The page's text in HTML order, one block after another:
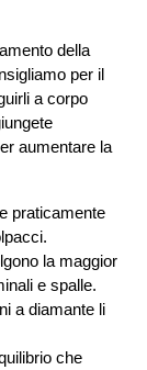
della
per il
a corpo
aumentare la
praticamente
la maggior
e spalle.
a diamante li
che